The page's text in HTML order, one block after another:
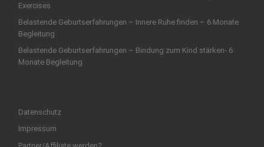
Exercises
Belastende Geburtserfahrungen – Innere Ruhe finden – 6 Monate
Begleitung
Belastende Geburtserfahrungen – Bindung zum Kind stärken- 6
Monate Begleitung
Datenschutz
Impressum
Partner/Affiliate werden?